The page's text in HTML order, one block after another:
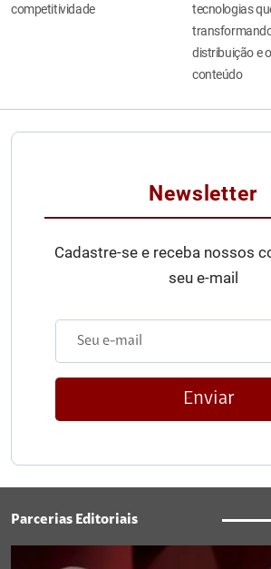
competitividade
tecnologias
distribuição e
conteúdo
Newsletter
Cadastre-se e receba nossos
seu e-mail
Enviar
Parcerias Editoriais